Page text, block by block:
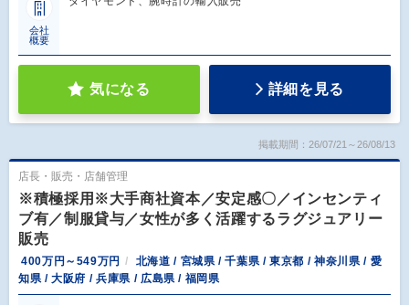
会社
概要
気になる 詳細を見る
掲載期間：26/07/21～26/08/13
店長・販売・店舗管理
※積極採用※大手商社資本／安定感〇／インセンティ
ブ有／制服貸与／女性が多く活躍するラグジュアリー
販売
400万円～549万円
北海道 / 宮城県 / 千葉県 / 東京都 / 神奈川県 / 愛
知県 / 大阪府 / 兵庫県 / 広島県 / 福岡県